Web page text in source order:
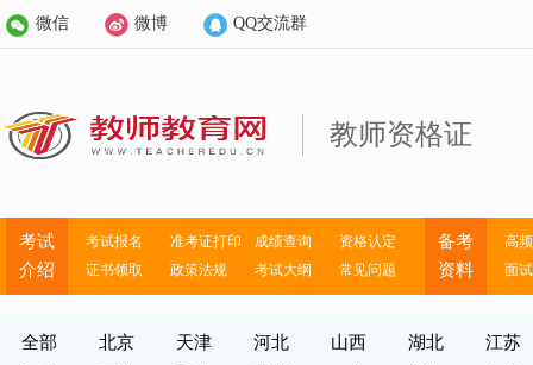
微信 微博 QQ交流群
教师资格证
考试
介绍
考试报名 准考证打印 成绩查询
资格认定
证书领取
政策法规 考试大纲 常见问题
备考
资料
高
面
全部 北京 天津 河北 山西 湖北
江苏